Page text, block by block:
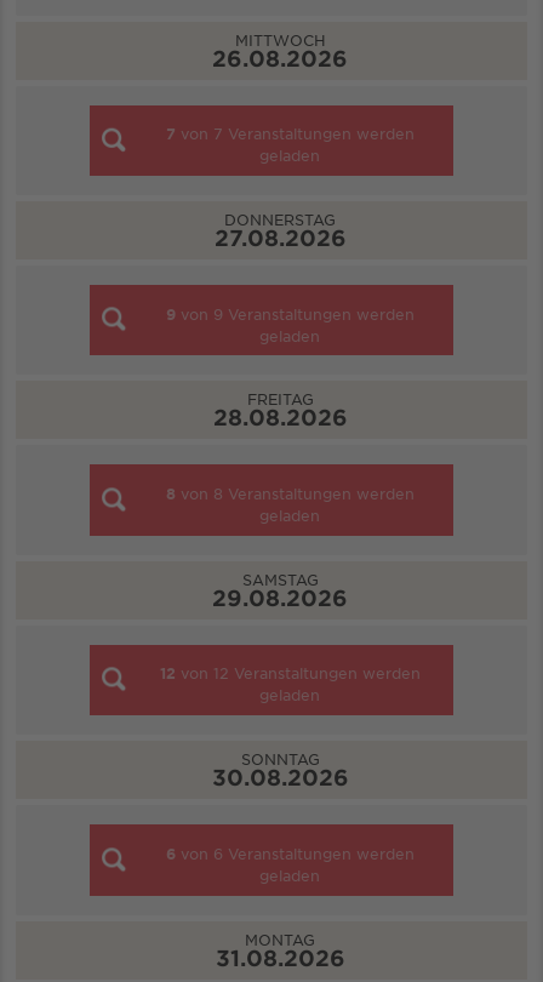
MITTWOCH
26.08.2026
7 von 7 Veranstaltungen werden
geladen
DONNERSTAG
27.08.2026
9 von 9 Veranstaltungen werden
geladen
FREITAG
28.08.2026
8 von 8 Veranstaltungen werden
geladen
SAMSTAG
29.08.2026
12 von 12 Veranstaltungen werden
geladen
SONNTAG
30.08.2026
6 von 6 Veranstaltungen werden
geladen
MONTAG
31.08.2026